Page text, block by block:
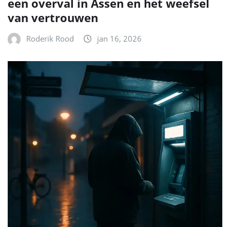
een overval in Assen en het weefsel
van vertrouwen
Roderik Rood jan 16, 2026